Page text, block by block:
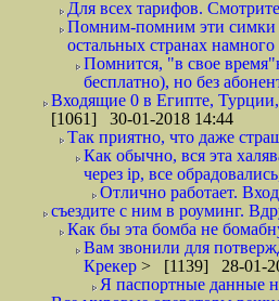
Для всех тарифов.
Помним-помним эти симки
остальных странах
Помнится, "в свое
бесплатно), но без
Входящие 0 в Египте,
[1061] 30-01-2018 14:44
Так приятно, что даже
Как обычно, вся эта
через ip, все
Отлично работает.
съездите с ним в роуминг.
Как бы эта бомба не
Вам звонили для
Крекер > [1139] 28-01-
Я паспортные данные